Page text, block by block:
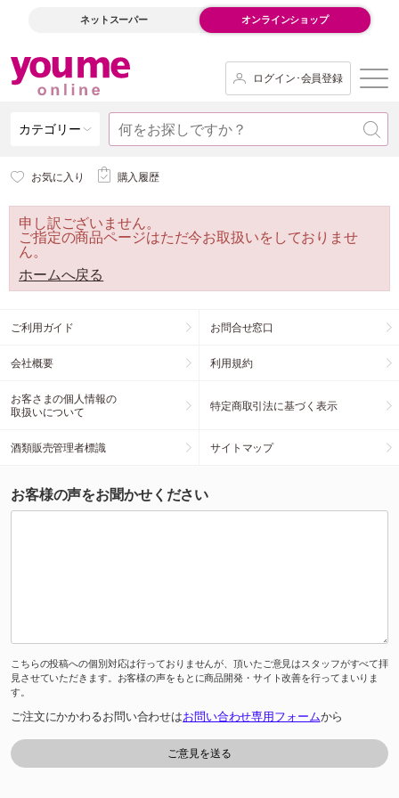
ネットスーパー オンラインショップ
ログイン･会員登録
カテゴリー
お気に入り 購入履歴
申し訳ございません。
ご指定の商品ページはただ今お取扱いをしておりませ
ん。
ホームへ戻る
ご利用ガイド お問合せ窓口
会社概要 利用規約
お客さまの個人情報の
取扱いについて
特定商取引法に基づく表示
酒類販売管理者標識 サイトマップ
お客様の声をお聞かせください
こちらの投稿への個別対応は行っておりませんが、頂いたご意見はスタッフがすべて拝
見させていただきます。お客様の声をもとに商品開発・サイト改善を行ってまいりま
す。
ご注文にかかわるお問い合わせはお問い合わせ専用フォームから